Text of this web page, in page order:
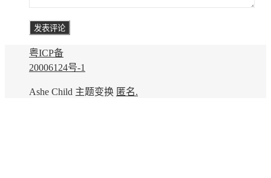
粤ICP备
20006124号-1
Ashe Child 主题变换 匿名.